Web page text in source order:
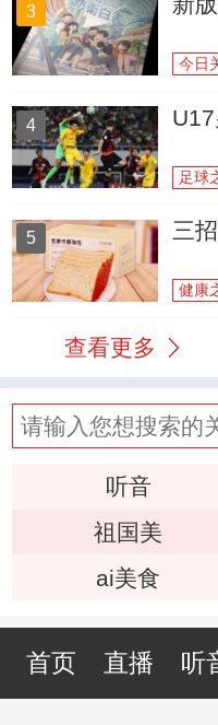
3
今日
4
足球
5 三
健康
查看更多
听音
祖国美
ai美食
首页 直播 听